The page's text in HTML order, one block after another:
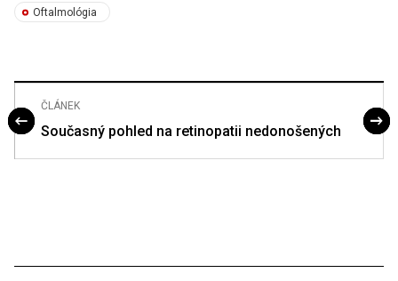
Oftalmológia
ČLÁNEK
Současný pohled na retinopatii nedonošených